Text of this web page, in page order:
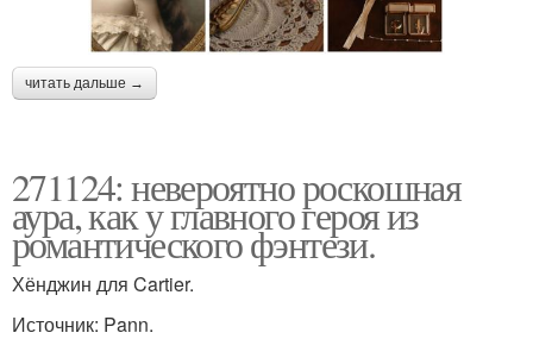
читать дальше →
271124: невероятно роскошная
аура, как у главного героя из
романтического фэнтези.
Хёнджин для Cartier.
Источник: Pann.